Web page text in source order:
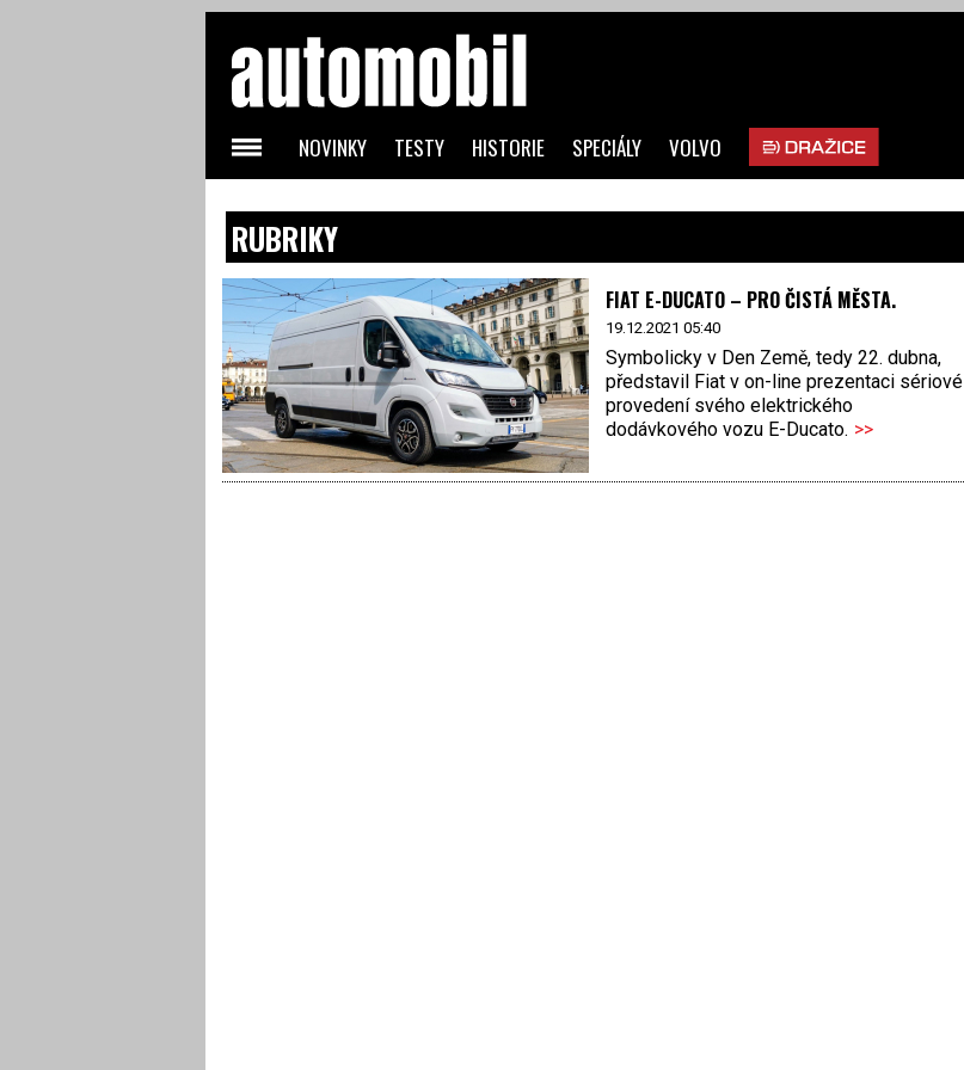
RUBRIKY
FIAT E-DUCATO – PRO ČISTÁ MĚSTA.
19.12.2021 05:40
Symbolicky v Den Země, tedy 22. dubna,
představil Fiat v on-line prezentaci sériové
provedení svého elektrického
dodávkového vozu E-Ducato. >>
NOVINKY TESTY HISTORIE SPECIÁLY VOLVO